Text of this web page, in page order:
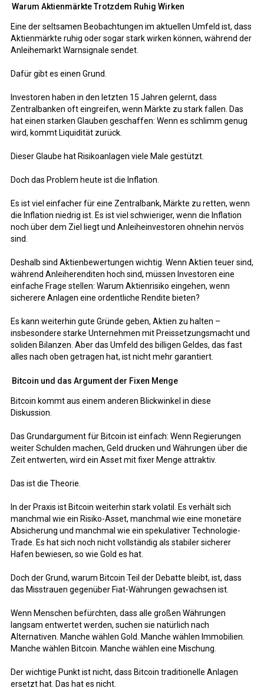
Warum Aktienmärkte Trotzdem Ruhig Wirken
Eine der seltsamen Beobachtungen im aktuellen Umfeld ist, dass
Aktienmärkte ruhig oder sogar stark wirken können, während der
Anleihemarkt Warnsignale sendet.
Dafür gibt es einen Grund.
Investoren haben in den letzten 15 Jahren gelernt, dass
Zentralbanken oft eingreifen, wenn Märkte zu stark fallen. Das
hat einen starken Glauben geschaffen: Wenn es schlimm genug
wird, kommt Liquidität zurück.
Dieser Glaube hat Risikoanlagen viele Male gestützt.
Doch das Problem heute ist die Inflation.
Es ist viel einfacher für eine Zentralbank, Märkte zu retten, wenn
die Inflation niedrig ist. Es ist viel schwieriger, wenn die Inflation
noch über dem Ziel liegt und Anleiheinvestoren ohnehin nervös
sind.
Deshalb sind Aktienbewertungen wichtig. Wenn Aktien teuer sind,
während Anleiherenditen hoch sind, müssen Investoren eine
einfache Frage stellen: Warum Aktienrisiko eingehen, wenn
sicherere Anlagen eine ordentliche Rendite bieten?
Es kann weiterhin gute Gründe geben, Aktien zu halten –
insbesondere starke Unternehmen mit Preissetzungsmacht und
soliden Bilanzen. Aber das Umfeld des billigen Geldes, das fast
alles nach oben getragen hat, ist nicht mehr garantiert.
Bitcoin und das Argument der Fixen Menge
Bitcoin kommt aus einem anderen Blickwinkel in diese
Diskussion.
Das Grundargument für Bitcoin ist einfach: Wenn Regierungen
weiter Schulden machen, Geld drucken und Währungen über die
Zeit entwerten, wird ein Asset mit fixer Menge attraktiv.
Das ist die Theorie.
In der Praxis ist Bitcoin weiterhin stark volatil. Es verhält sich
manchmal wie ein Risiko-Asset, manchmal wie eine monetäre
Absicherung und manchmal wie ein spekulativer Technologie-
Trade. Es hat sich noch nicht vollständig als stabiler sicherer
Hafen bewiesen, so wie Gold es hat.
Doch der Grund, warum Bitcoin Teil der Debatte bleibt, ist, dass
das Misstrauen gegenüber Fiat-Währungen gewachsen ist.
Wenn Menschen befürchten, dass alle großen Währungen
langsam entwertet werden, suchen sie natürlich nach
Alternativen. Manche wählen Gold. Manche wählen Immobilien.
Manche wählen Bitcoin. Manche wählen eine Mischung.
Der wichtige Punkt ist nicht, dass Bitcoin traditionelle Anlagen
ersetzt hat. Das hat es nicht.